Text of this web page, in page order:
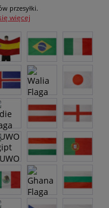
przesyłki.
więcej